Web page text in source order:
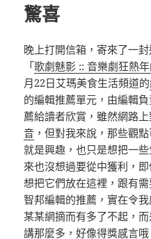
驚喜
晚上打開信箱，寄來了一
「歌劇魅影 :: 音樂劇狂熱
月22日艾瑪美食生活頻道的
的編輯推薦單元，由編輯
薦給讀者欣賞，雖然網路
音 ，但對我來說，那些觀
就是興趣，也只是想把一
來也沒想過要從中獲利，
想把它們放在這裡，跟有
智邦編輯的推薦，實在令
某某網摘而有多了不起，
講那麼多，好像得獎感言